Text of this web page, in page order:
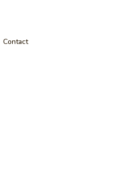
Contact